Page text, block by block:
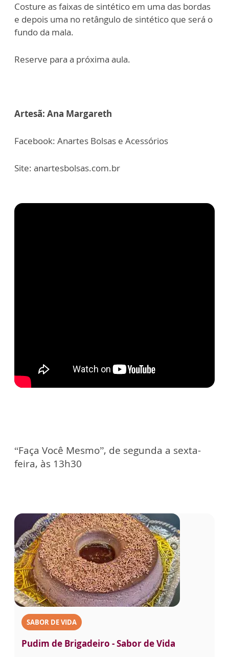
Costure as faixas de sintético em uma das bordas
e depois uma no retângulo de sintético que será o
fundo da mala.
Reserve para a próxima aula.
Artesã: Ana Margareth
Facebook: Anartes Bolsas e Acessórios
Site: anartesbolsas.com.br
“Faça Você Mesmo”, de segunda a sexta-
feira, às 13h30
SABOR DE VIDA
Pudim de Brigadeiro - Sabor de Vida